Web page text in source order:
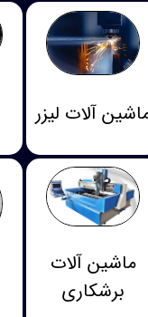
آلات لیزر
ماشین آلات
برشکاری